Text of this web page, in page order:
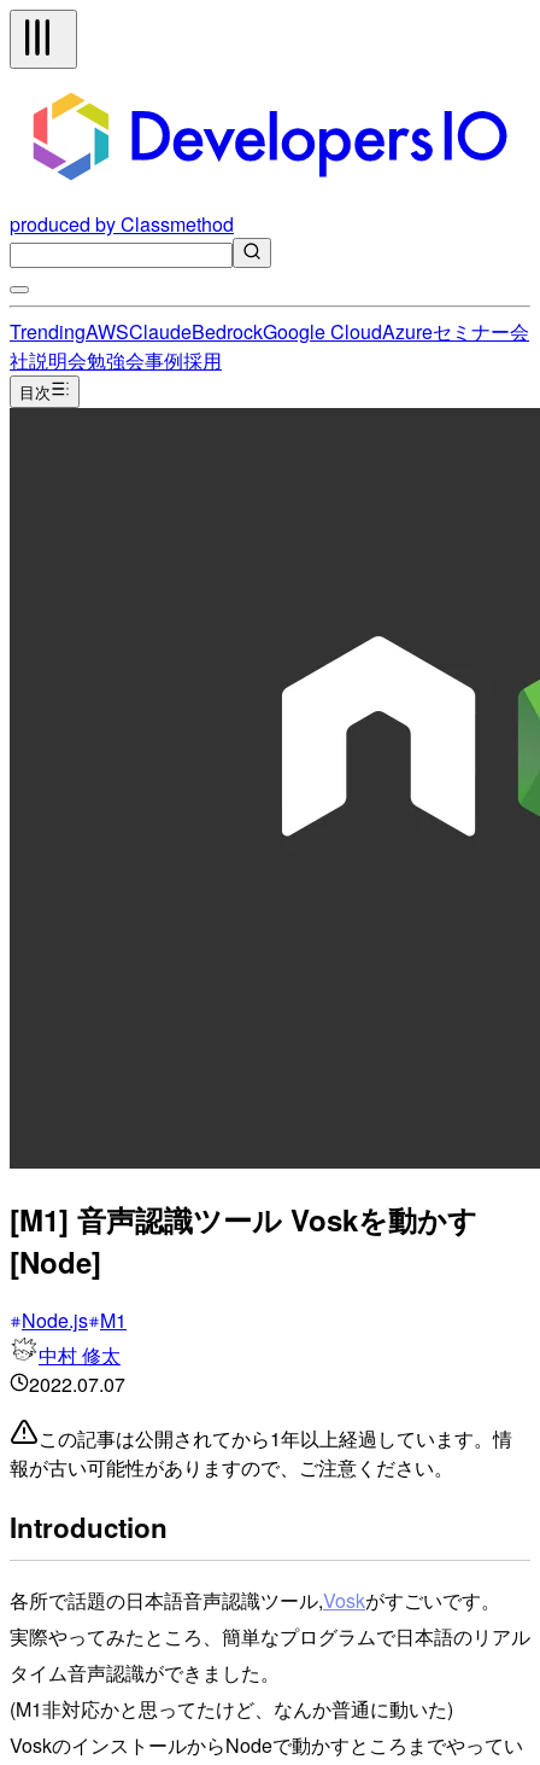
produced by Classmethod
TrendingAWSClaudeBedrockGoogle CloudAzureセミナー会
社説明会勉強会事例採用
目次
[M1] 音声認識ツール Voskを動かす
[Node]
Node.js M1
中村 修太
2022.07.07
この記事は公開されてから1年以上経過しています。情
報が古い可能性がありますので、ご注意ください。
Introduction
各所で話題の日本語音声認識ツール,Voskがすごいです。
実際やってみたところ、簡単なプログラムで日本語のリアル
タイム音声認識ができました。
(M1非対応かと思ってたけど、なんか普通に動いた)
VoskのインストールからNodeで動かすところまでやってい